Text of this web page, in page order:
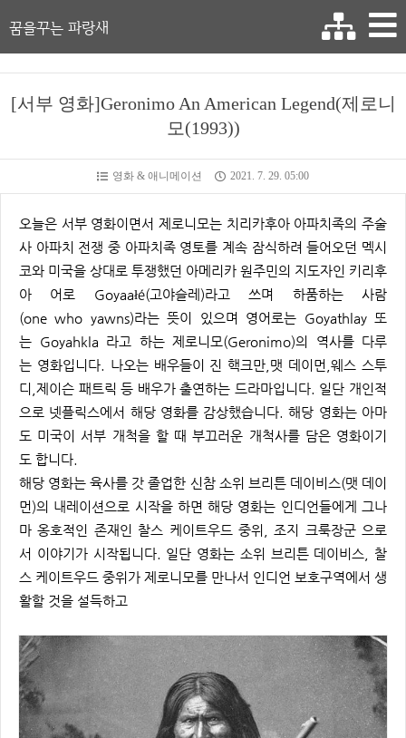
꿈을꾸는 파랑새
[서부 영화]Geronimo An American Legend(제로니
모(1993))
영화 & 애니메이션 2021. 7. 29. 05:00
오늘은 서부 영화이면서 제로니모는 치리카후아 아파치족의 주술
사 아파치 전쟁 중 아파치족 영토를 계속 잠식하려 들어오던 멕시
코와 미국을 상대로 투쟁했던 아메리카 원주민의 지도자인 키리후
아 어로 Goyaałé(고야슬레)라고 쓰며 하품하는 사람
(one who yawns)라는 뜻이 있으며 영어로는 Goyathlay 또
는 Goyahkla 라고 하는 제로니모(Geronimo)의 역사를 다루
는 영화입니다. 나오는 배우들이 진 핵크만,맷 데이먼,웨스 스투
디,제이슨 패트릭 등 배우가 출연하는 드라마입니다. 일단 개인적
으로 넷플릭스에서 해당 영화를 감상했습니다. 해당 영화는 아마
도 미국이 서부 개척을 할 때 부끄러운 개척사를 담은 영화이기
도 합니다.
해당 영화는 육사를 갓 졸업한 신참 소위 브리튼 데이비스(맷 데이
먼)의 내레이션으로 시작을 하면 해당 영화는 인디언들에게 그나
마 옹호적인 존재인 찰스 케이트우드 중위, 조지 크룩장군 으로
서 이야기가 시작됩니다. 일단 영화는 소위 브리튼 데이비스, 찰
스 케이트우드 중위가 제로니모를 만나서 인디언 보호구역에서 생
활할 것을 설득하고